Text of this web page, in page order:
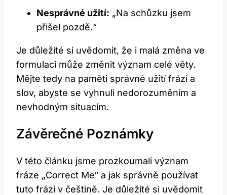
Nesprávné užití: „Na schůzku jsem
přišel pozdě.“
Je důležité si uvědomit, že i malá změna ve
formulaci může změnit význam celé věty.
Mějte tedy na paměti správné užití frází a
slov, abyste se vyhnuli nedorozuměním a
nevhodným situacím.
Závěrečné Poznámky
V této článku jsme prozkoumali význam
fráze „Correct Me“ a jak správně používat
tuto frázi v češtině. Je důležité si uvědomit